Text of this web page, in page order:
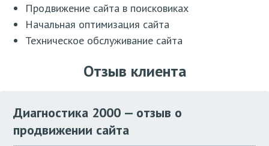
Продвижение сайта в поисковиках
Начальная оптимизация сайта
Техническое обслуживание сайта
Отзыв клиента
Диагностика 2000 — отзыв о
продвижении сайта